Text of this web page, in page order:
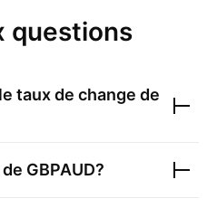
questions
taux de change de
GBPAUD?